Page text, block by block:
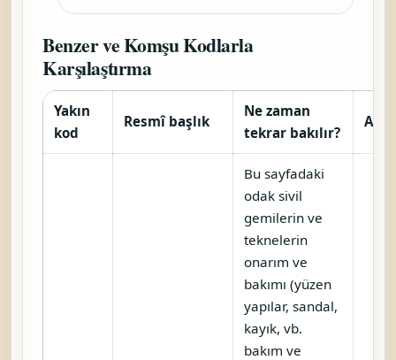
Benzer ve Komşu Kodlarla
Karşılaştırma
Yakın
kod
Resmî başlık
Ne zaman
tekrar bakılır?
Araç
Bu sayfadaki
odak sivil
gemilerin ve
teknelerin
onarım ve
bakımı (yüzen
yapılar, sandal,
kayık, vb.
bakım ve